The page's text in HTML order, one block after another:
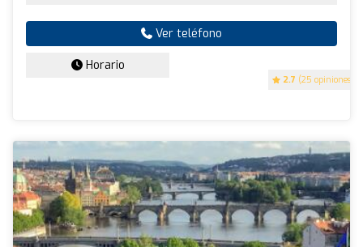
2.7 (25 opiniones)
Ver teléfono
Horario